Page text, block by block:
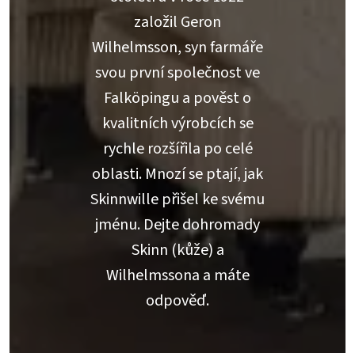
založil Geron
Wilhelmsson, syn farmáře
svou první společnost ve
Falköpingu a pověst o
kvalitních výrobcích se
rychle rozšířila po celé
oblasti. Mnozí se ptají, jak
Skinnwille přišel ke svému
jménu. Dejte dohromady
Skinn (kůže) a
Wilhelmssona a máte
odpověď.